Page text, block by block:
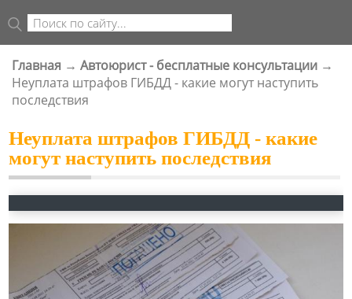
ФОРМА ПОИСКА
Поиск
ВЫ ЗДЕСЬ
Главная → Автоюрист - бесплатные консультации →
Неуплата штрафов ГИБДД - какие могут наступить
последствия
Неуплата штрафов ГИБДД - какие
могут наступить последствия